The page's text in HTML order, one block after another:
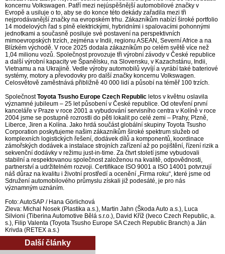
koncernu Volkswagen. Patří mezi nejúspěšnější automobilové značky v
Evropě a usiluje o to, aby se do konce této dekády zařadila mezi tři
nejprodávanější značky na evropském trhu. Zákazníkům nabízí široké portfolio
14 modelových řad s plně elektrickými, hybridními i spalovacími pohonnými
jednotkami a současně posiluje své postavení na perspektivních
mimoevropských trzích, zejména v Indii, regionu ASEAN, Severní Africe a na
Blízkém východě. V roce 2025 dodala zákazníkům po celém světě více než
1,04 milionu vozů. Společnost provozuje tři výrobní závody v České republice
a další výrobní kapacity ve Španělsku, na Slovensku, v Kazachstánu, Indii,
Vietnamu a na Ukrajině. Vedle výroby automobilů vyvíjí a vyrábí také bateriové
systémy, motory a převodovky pro další značky koncernu Volkswagen.
Celosvětově zaměstnává přibližně 40 000 lidí a působí na téměř 100 trzích.
SpolečnostToyota Tsusho Europe Czech Republic letos v květnu oslavila
významné jubileum – 25 let působení v České republice. Od otevření první
kanceláře v Praze v roce 2001 a vybudování servisního centra v Kolíně v roce
2004 jsme se postupně rozrostli do pěti lokalit po celé zemi – Prahy, Plzně,
Liberce, Jiren a Kolína. Jako hrdá součást globální skupiny Toyota Tsusho
Corporation poskytujeme našim zákazníkům široké spektrum služeb od
komplexních logistických řešení, dodávek dílů a komponentů, koordinace
zámořských dodávek a instalace strojních zařízení až po pojištění, řízení rizik a
sekvenční dodávky v režimu just-in-time. Za čtvrt století jsme vybudovali
stabilní a respektovanou společnost založenou na kvalitě, odpovědnosti,
partnerství a udržitelném rozvoji. Certifikace ISO 9001 a ISO 14001 potvrzují
náš důraz na kvalitu i životní prostředí a ocenění „Firma roku“, které jsme od
Sdružení automobilového průmyslu získali již podesáté, je pro nás
významným uznáním.
Foto: AutoSAP / Hana Görlichová
Zleva: Michal Nosek (Plastika a.s.), Martin Jahn (Škoda Auto a.s.), Luca
Silvioni (Tiberina Automotive Bělá s.r.o.), David Kříž (Iveco Czech Republic, a.
s.), Filip Valenta (Toyota Tsusho Europe SA Czech Republic Branch) a Ján
Krivda (RETEX a.s.)
Další články